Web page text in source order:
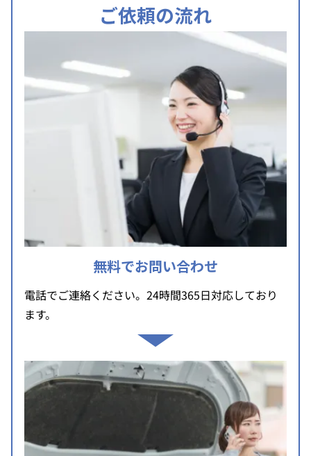
ご依頼の流れ
無料でお問い合わせ
電話でご連絡ください。24時間365日対応しており
ます。